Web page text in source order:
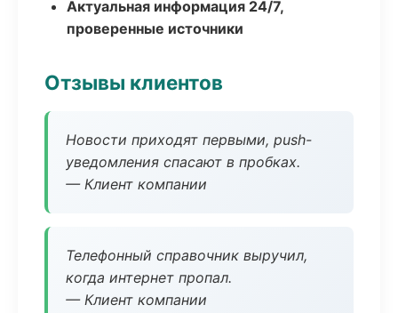
Актуальная информация 24/7,
проверенные источники
Отзывы клиентов
Новости приходят первыми, push-
уведомления спасают в пробках.
— Клиент компании
Телефонный справочник выручил,
когда интернет пропал.
— Клиент компании